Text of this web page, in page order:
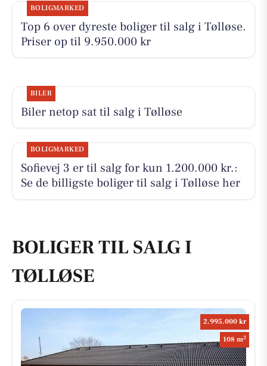
BOLIGMARKED
Top 6 over dyreste boliger til salg i Tølløse.
Priser op til 9.950.000 kr
BILER
Biler netop sat til salg i Tølløse
BOLIGMARKED
Sofievej 3 er til salg for kun 1.200.000 kr.:
Se de billigste boliger til salg i Tølløse her
BOLIGER TIL SALG I
TØLLØSE
2.995.000 kr
108 m2